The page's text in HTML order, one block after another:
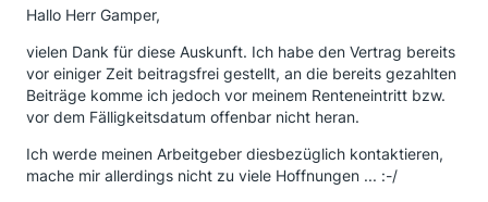
Hallo Herr Gamper,
vielen Dank für diese Auskunft. Ich habe den Vertrag bereits
vor einiger Zeit beitragsfrei gestellt, an die bereits gezahlten
Beiträge komme ich jedoch vor meinem Renteneintritt bzw.
vor dem Fälligkeitsdatum offenbar nicht heran.
Ich werde meinen Arbeitgeber diesbezüglich kontaktieren,
mache mir allerdings nicht zu viele Hoffnungen ... :-/